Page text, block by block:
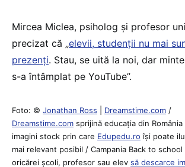
Mircea Miclea, psiholog și profesor
precizat că „elevii, studenții nu mai
prezenți. Stau, se uită la noi, dar
s-a întâmplat pe YouTube”.
Foto: © Jonathan Ross Dreamstime.com /
Dreamstime.com sprijină educaţia din
imagini stock prin care Edupedu.ro îşi poate
mai relevant posibil / Campania Back to
oricărei școli, profesor sau elev să descarce